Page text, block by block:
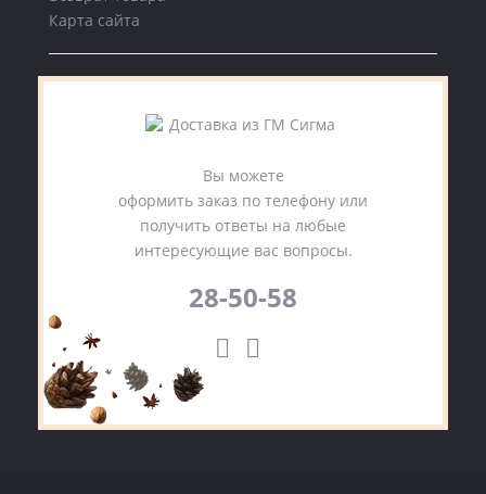
Карта сайта
Вы можете
оформить заказ по телефону или
получить ответы на любые
интересующие вас вопросы.
28-50-58